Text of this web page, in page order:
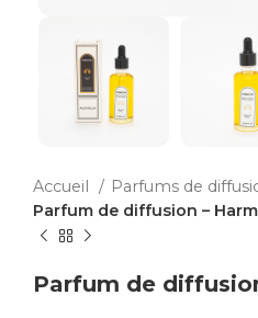
Accueil
Parfums de
Parfum de diffusion –
Parfum de